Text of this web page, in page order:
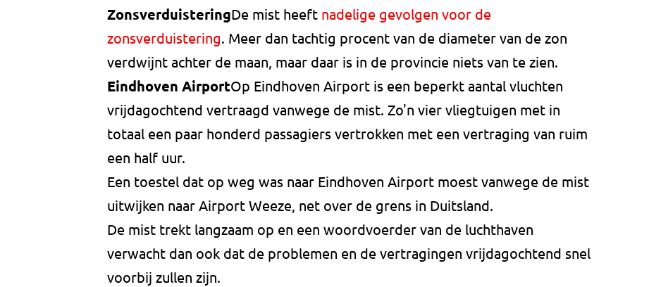
ZonsverduisteringDe mist heeft nadelige gevolgen voor de
zonsverduistering. Meer dan tachtig procent van de diameter van de zon
verdwijnt achter de maan, maar daar is in de provincie niets van te zien.
Eindhoven AirportOp Eindhoven Airport is een beperkt aantal vluchten
vrijdagochtend vertraagd vanwege de mist. Zo'n vier vliegtuigen met in
totaal een paar honderd passagiers vertrokken met een vertraging van ruim
een half uur.
Een toestel dat op weg was naar Eindhoven Airport moest vanwege de mist
uitwijken naar Airport Weeze, net over de grens in Duitsland.
De mist trekt langzaam op en een woordvoerder van de luchthaven
verwacht dan ook dat de problemen en de vertragingen vrijdagochtend snel
voorbij zullen zijn.